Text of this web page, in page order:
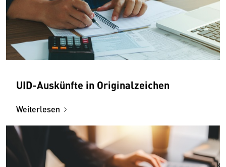
UID-Auskünfte in Originalzeichen
Weiterlesen